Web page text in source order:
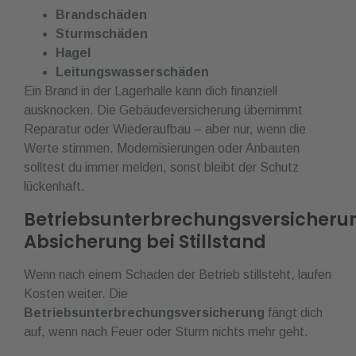
Brandschäden
Sturmschäden
Hagel
Leitungswasserschäden
Ein Brand in der Lagerhalle kann dich finanziell
ausknocken. Die Gebäudeversicherung übernimmt
Reparatur oder Wiederaufbau – aber nur, wenn die
Werte stimmen. Modernisierungen oder Anbauten
solltest du immer melden, sonst bleibt der Schutz
lückenhaft.
Absicherung bei Stillstand
Wenn nach einem Schaden der Betrieb stillsteht, laufen
Kosten weiter. Die
Betriebsunterbrechungsversicherung fängt dich
auf, wenn nach Feuer oder Sturm nichts mehr geht.